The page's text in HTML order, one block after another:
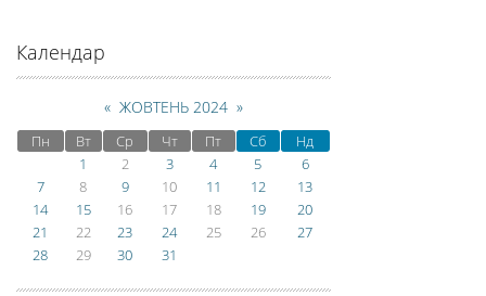
Календар
« ЖОВТЕНЬ 2024 »
Пн Вт Ср Чт Пт Сб
Нд
1
2 3 4 5
6
7
8 9 10 11 12
13
14
15 16 17 18 19
20
21
22 23 24 25 26
27
28
29 30 31